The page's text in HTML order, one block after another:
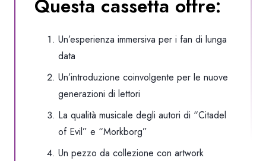
Questa cassetta offre:
Un’esperienza immersiva per i fan di lunga
data
Un’introduzione coinvolgente per le nuove
generazioni di lettori
La qualità musicale degli autori di “Citadel
of Evil” e “Morkborg”
Un pezzo da collezione con artwork